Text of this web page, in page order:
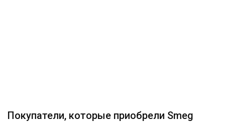
Покупатели, которые приобрели Smeg